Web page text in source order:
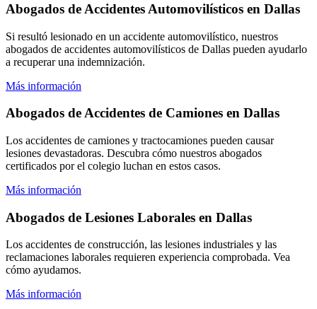
Abogados de Accidentes Automovilísticos en Dallas
Si resultó lesionado en un accidente automovilístico, nuestros
abogados de accidentes automovilísticos de Dallas pueden ayudarlo
a recuperar una indemnización.
Más información
Abogados de Accidentes de Camiones en Dallas
Los accidentes de camiones y tractocamiones pueden causar
lesiones devastadoras. Descubra cómo nuestros abogados
certificados por el colegio luchan en estos casos.
Más información
Abogados de Lesiones Laborales en Dallas
Los accidentes de construcción, las lesiones industriales y las
reclamaciones laborales requieren experiencia comprobada. Vea
cómo ayudamos.
Más información